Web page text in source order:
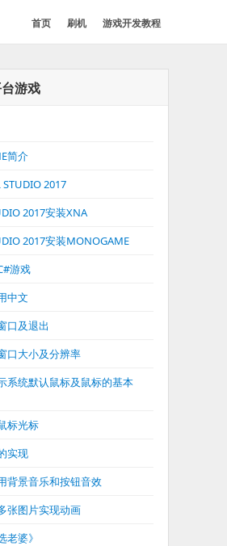
首页 刷机 游戏开发教程
游戏
简介
2017
2017安装XNA
2017安装MONOGAME
游戏
中文
口及退出
口大小及分辨率
系统默认鼠标及鼠标的基本
标光标
实现
背景音乐和按钮音效
张图片实现动画
老婆》